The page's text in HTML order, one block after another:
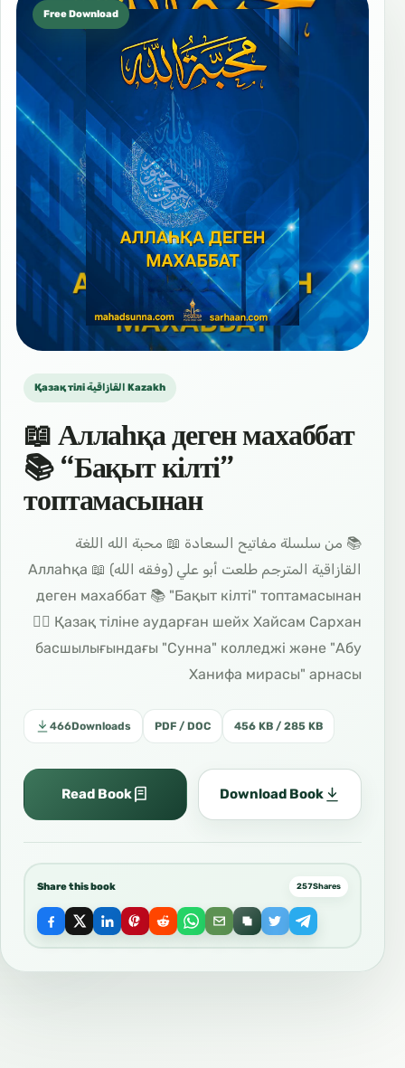
Free Download
Қазақ тілі القازاقية Kazakh
📖 Аллаһқа деген махаббат
📚 “Бақыт кілті”
топтамасынан
📚 من سلسلة مفاتيح السعادة 📖 محبة الله اللغة
القازاقية المترجم طلعت أبو علي (وفقه الله) 📖 Аллаһқа
деген махаббат 📚 "Бақыт кілті" топтамасынан
✍🏼 Қазақ тіліне аударған шейх Хайсам Сархан
басшылығындағы "Сунна" колледжі және "Абу
Ханифа мирасы" арнасы
466Downloads PDF / DOC 456 KB / 285 KB
Read Book Download Book
Share this book 257Shares